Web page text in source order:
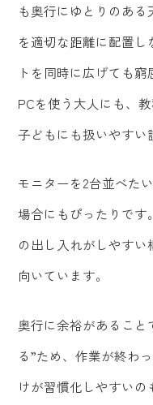
も奥行にゆとりのあ
を適切な距離に配置
トを同時に広げても
PCを使う大人にも、
子どもにも扱いやすい
モニターを2台並べた
場合にもぴったりで
の出し入れがしやす
向いています。
奥行に余裕があること
る”ため、作業が終わ
けが習慣化しやすい